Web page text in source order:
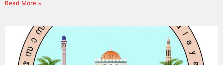
Read More »